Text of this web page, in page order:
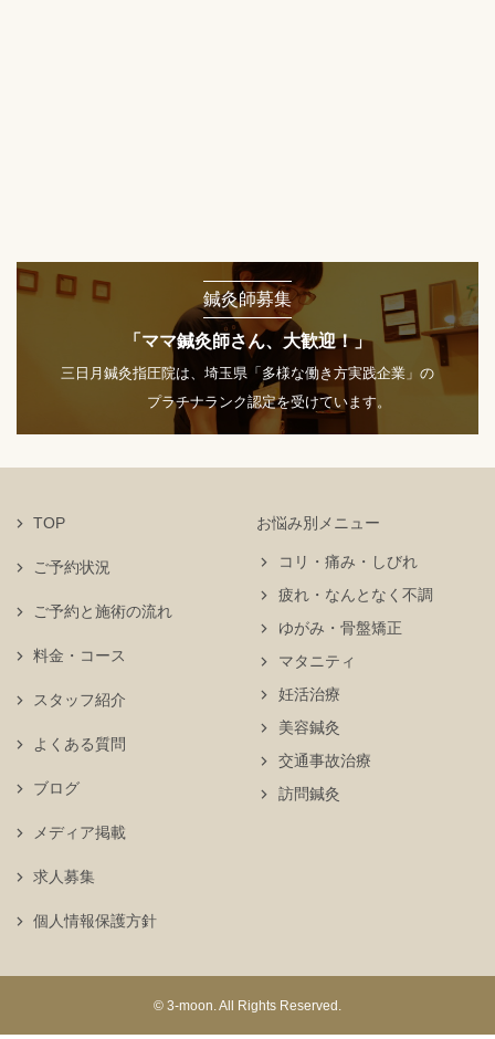
鍼灸師募集
「ママ鍼灸師さん、大歓迎！」
三日月鍼灸指圧院は、埼玉県「多様な働き方実践企業」の
プラチナランク認定を受けています。
TOP
ご予約状況
お悩み別メニュー
コリ・痛み・しびれ
疲れ・なんとなく不調
ゆがみ・骨盤矯正
マタニティ
妊活治療
美容鍼灸
交通事故治療
訪問鍼灸
ご予約と施術の流れ
料金・コース
スタッフ紹介
よくある質問
ブログ
メディア掲載
求人募集
個人情報保護方針
© 3-moon. All Rights Reserved.